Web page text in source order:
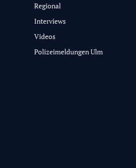
Regional
Interviews
Videos
Polizeimeldungen Ulm